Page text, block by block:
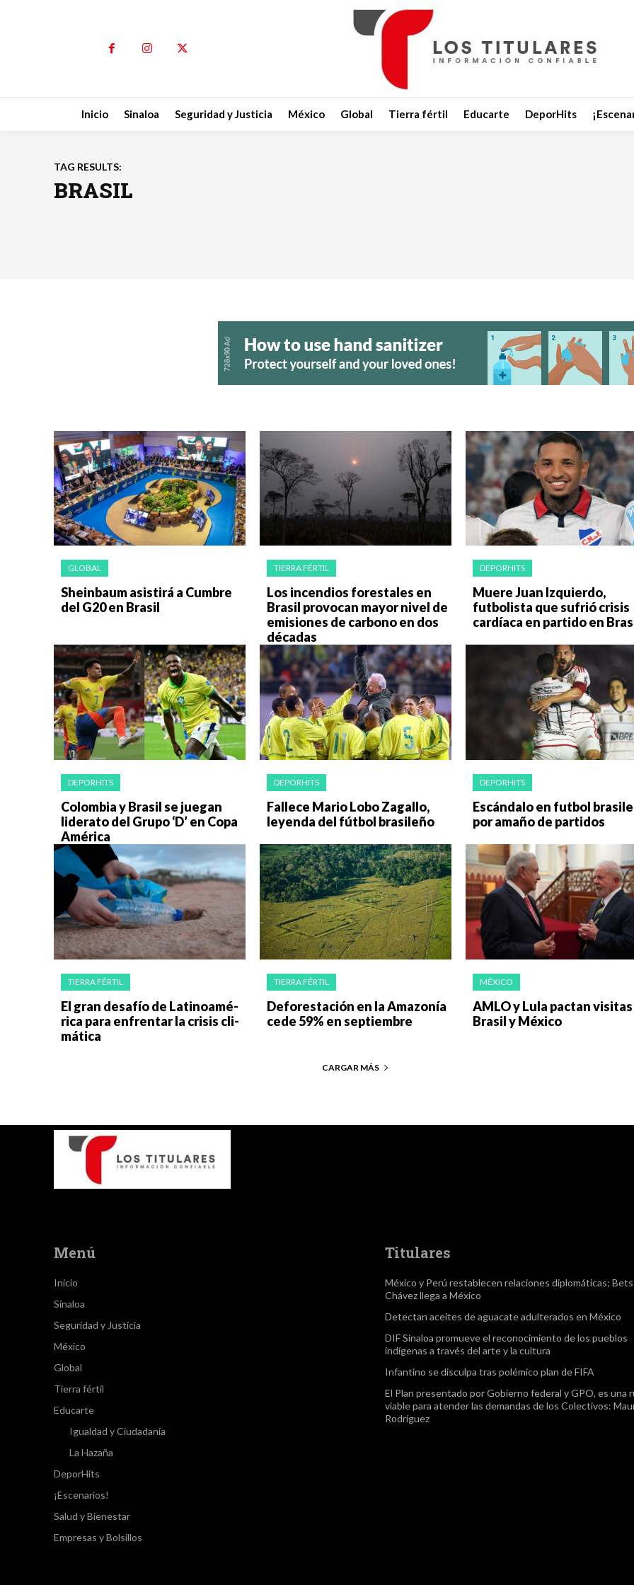
Inicio Sinaloa Seguridad y Justicia México Global Tierra fértil Educarte DeporHits
TAG RESULTS:
BRASIL
GLOBAL
Sheinbaum asistirá a Cumbre
del G20 en Brasil
TIERRA FÉRTIL
Los incendios forestales en
Brasil provocan mayor nivel de
emisiones de carbono en dos
décadas
DEPORHITS
Muere Juan Izquierdo,
futbolista que sufrió crisis
cardíaca en partido en
DEPORHITS
Colombia y Brasil se juegan
liderato del Grupo ‘D’ en Copa
América
DEPORHITS
Fallece Mario Lobo Zagallo,
leyenda del fútbol brasileño
DEPORHITS
Escándalo en futbol
por amaño de partidos
TIERRA FÉRTIL
El gran desa­fío de La­ti­noa­mé­
ri­ca para en­fren­tar la cri­sis cli­
má­ti­ca
TIERRA FÉRTIL
De­fo­res­ta­ción en la Ama­zo­nía
cede 59% en sep­tiem­bre
MÉXICO
AMLO y Lula pactan visitas
Brasil y México
CARGAR MÁS
Menú
Inicio
Sinaloa
Seguridad y Justicia
México
Global
Tierra fértil
Educarte
Igualdad y Ciudadanía
La Hazaña
DeporHits
¡Escenarios!
Salud y Bienestar
Empresas y Bolsillos
Titulares
México y Perú restablecen relaciones diplomáticas;
Chávez llega a México
Detectan aceites de aguacate adulterados en México
DIF Sinaloa promueve el reconocimiento de los pueblos
indígenas a través del arte y la cultura
Infantino se disculpa tras polémico plan de FIFA
El Plan presentado por Gobierno federal y GPO, es una
viable para atender las demandas de los Colectivos:
Rodríguez